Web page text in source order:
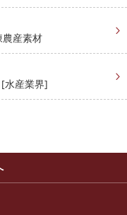
農産素材
水産業界]